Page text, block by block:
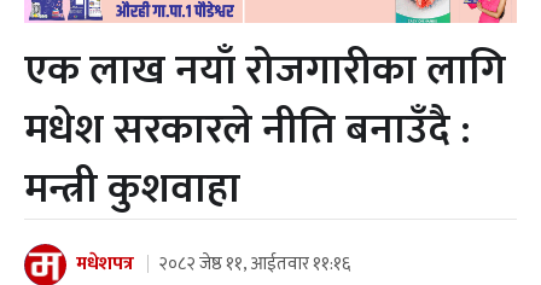
एक लाख नयाँ रोजगारीका लागि
मधेश सरकारले नीति बनाउँदै :
मन्त्री कुशवाहा
मधेशपत्र २०८२ जेष्ठ ११, आईतवार ११:१६